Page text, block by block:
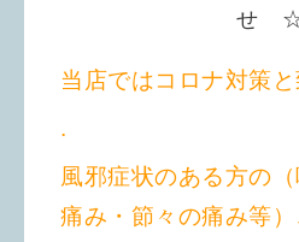
せ
当店ではコロナ対策と
.
風邪症状のある方の
痛み・節々の痛み等